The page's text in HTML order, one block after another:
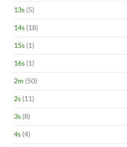
13s (5)
14s (18)
15s (1)
16s (1)
2m (50)
2s (11)
3s (8)
4s (4)